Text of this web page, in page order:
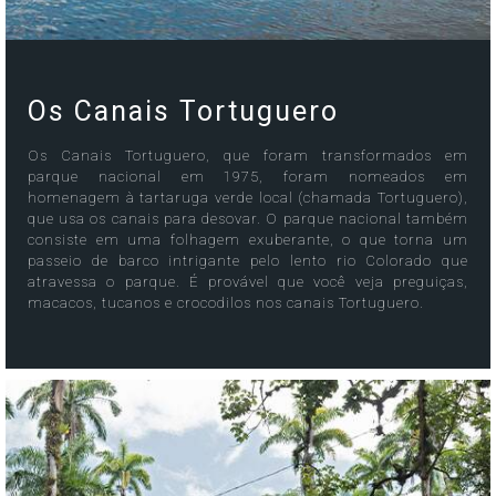
Os Canais Tortuguero
Os Canais Tortuguero, que foram transformados em
parque nacional em 1975, foram nomeados em
homenagem à tartaruga verde local (chamada Tortuguero),
que usa os canais para desovar. O parque nacional também
consiste em uma folhagem exuberante, o que torna um
passeio de barco intrigante pelo lento rio Colorado que
atravessa o parque. É provável que você veja preguiças,
macacos, tucanos e crocodilos nos canais Tortuguero.